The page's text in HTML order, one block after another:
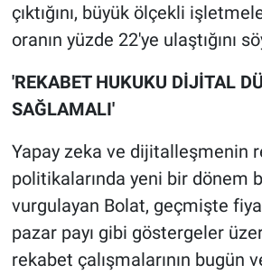
çıktığını, büyük ölçekli
oranın yüzde 22'ye ulaştığını
'REKABET HUKUKU DİJİTAL
SAĞLAMALI'
Yapay zeka ve dijitalleşmenin
politikalarında yeni bir dönem
vurgulayan Bolat, geçmişte
pazar payı gibi göstergeler
rekabet çalışmalarının bugün